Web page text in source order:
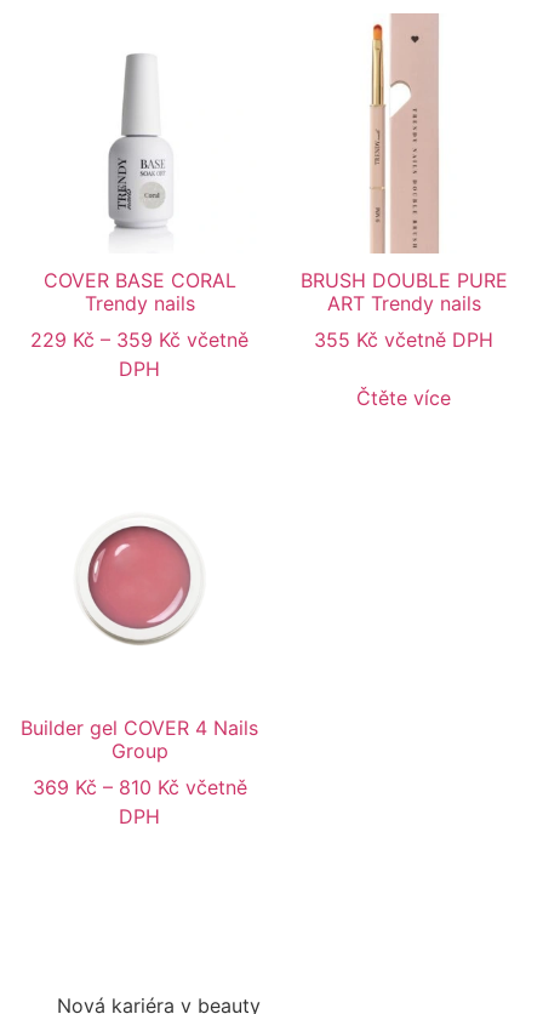
COVER BASE CORAL
Trendy nails
229 Kč – 359 Kč včetně
DPH
BRUSH DOUBLE PURE
ART Trendy nails
355 Kč včetně DPH
Čtěte více
Builder gel COVER 4 Nails
Group
369 Kč – 810 Kč včetně
DPH
Nová kariéra v beauty